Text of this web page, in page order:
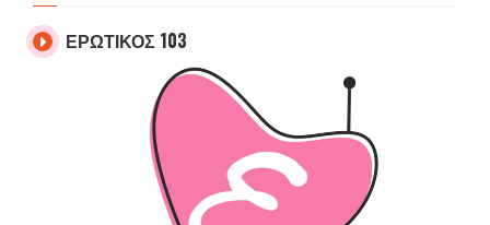
ΕΡΩΤΙΚΟΣ 103